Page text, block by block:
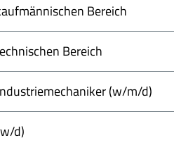
Bereich
Bereich
(w/m/d)
d)